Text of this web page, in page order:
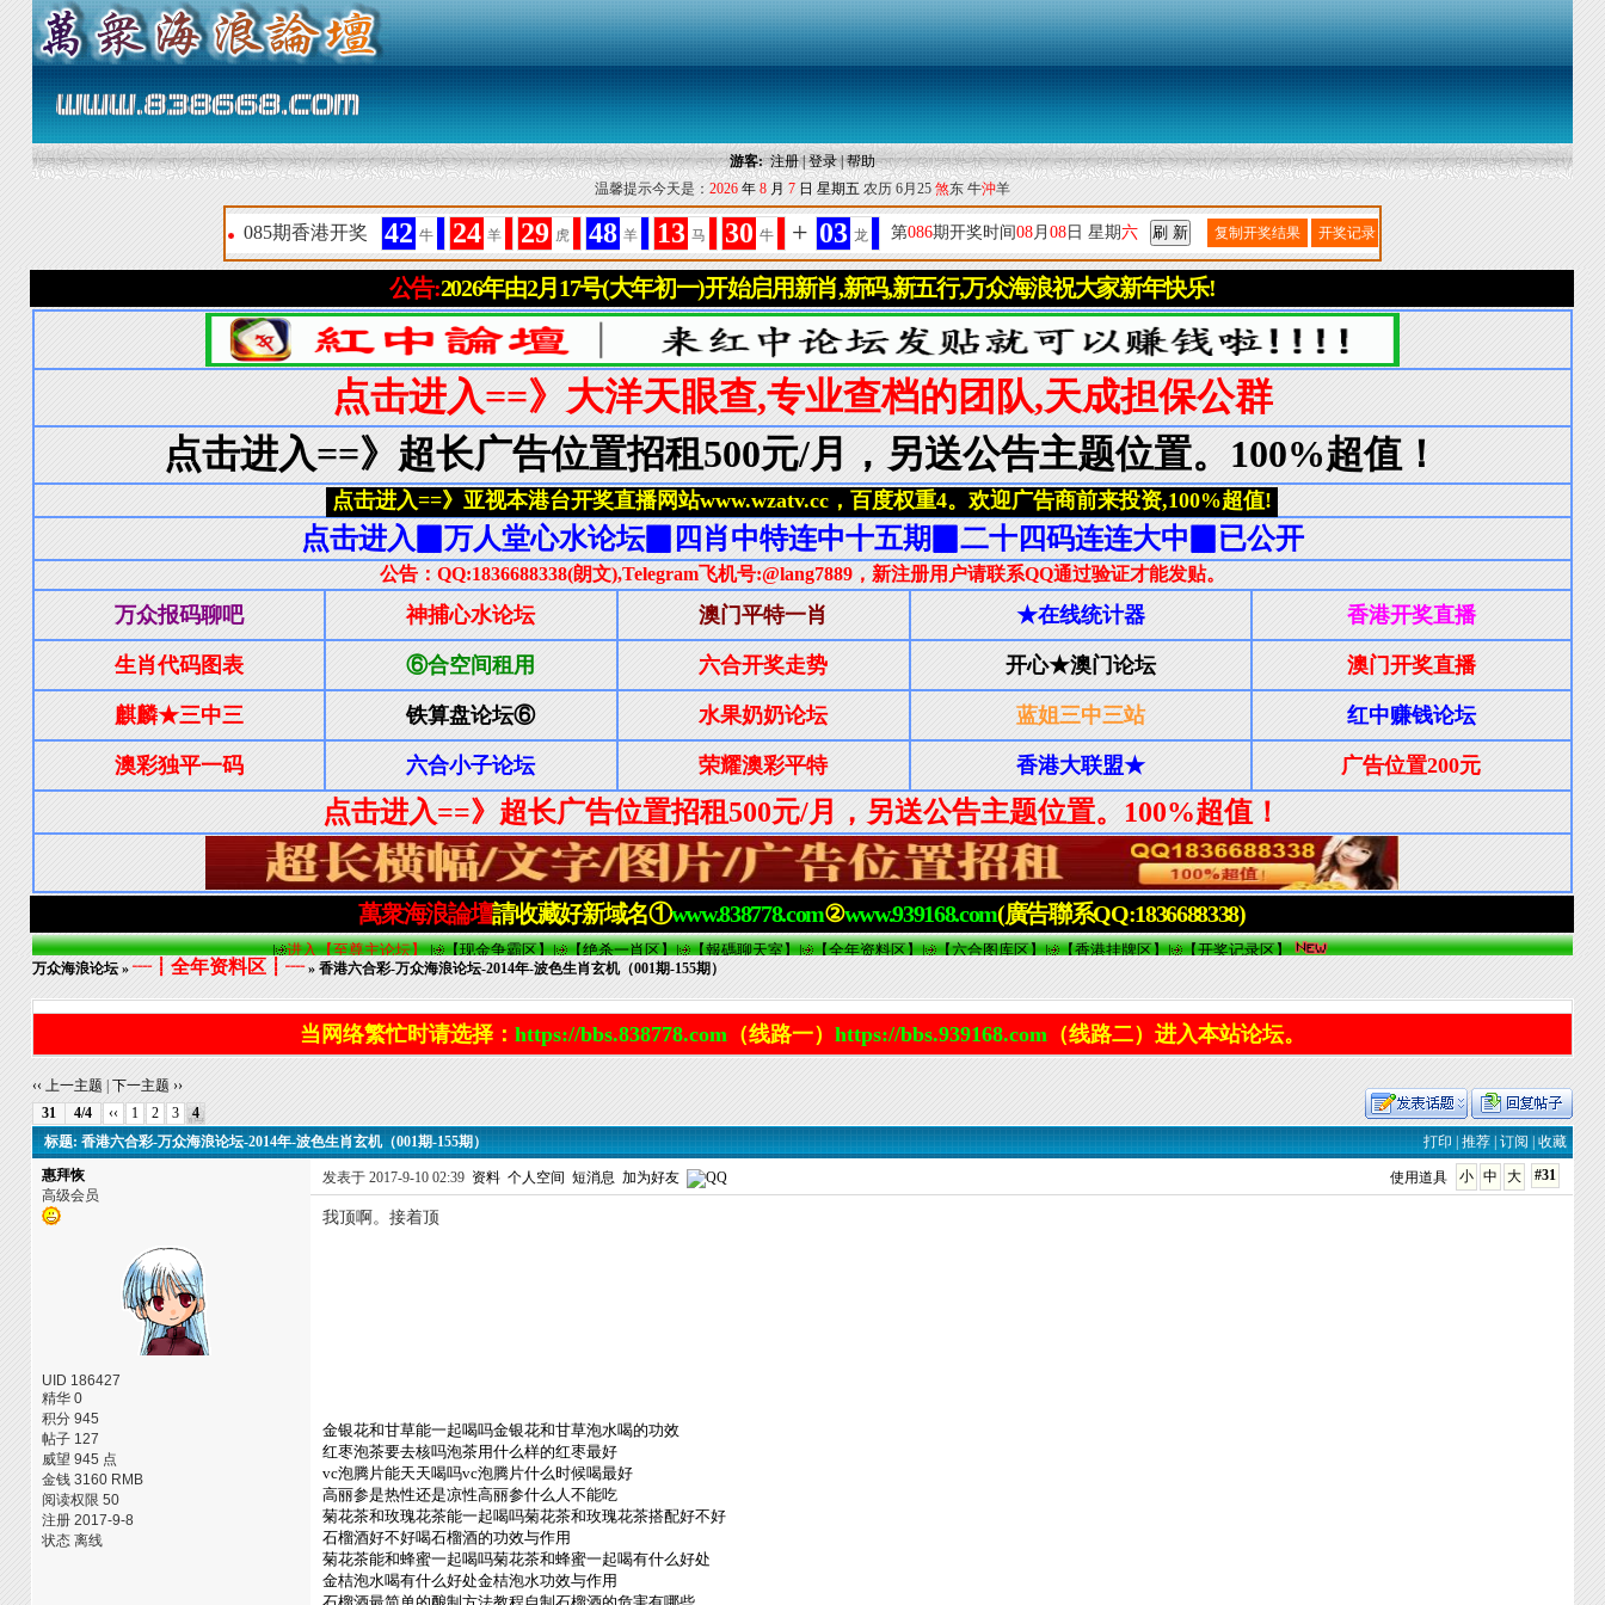
游客:注册|登录|帮助
温馨提示今天是： 2026年 8月 7日 星期五 农历 6月25 煞东 牛沖羊
万众海浪论坛» ┈┋全年资料区┋┈» 香港六合彩-万众海浪论坛-2014年-波色生肖玄机（001期-155期）
当网络繁忙时请选择： https://bbs.838778.com（线路一） https://bbs.939168.com（线路二）进入本站论坛。
‹‹ 上一主题
下一主题 ››
31
4/4 ‹‹ 1 2 3
4
打印
推荐| 订阅 收藏
标题: 香港六合彩-万众海浪论坛-2014年-波色生肖玄机（001期-155期）
惠拜恢
高级会员
UID 186427
精华 0
积分 945
帖子 127
威望 945 点
金钱 3160 RMB
阅读权限 50
注册 2017-9-8
状态 离线
#31
大
中
小
使用道具
发表于 2017-9-10 02:39 资料 个人空间 短消息 加为好友
我顶啊。接着顶
金银花和甘草能一起喝吗金银花和甘草泡水喝的功效
红枣泡茶要去核吗泡茶用什么样的红枣最好
vc泡腾片能天天喝吗vc泡腾片什么时候喝最好
高丽参是热性还是凉性高丽参什么人不能吃
菊花茶和玫瑰花茶能一起喝吗菊花茶和玫瑰花茶搭配好不好
石榴酒好不好喝石榴酒的功效与作用
菊花茶能和蜂蜜一起喝吗菊花茶和蜂蜜一起喝有什么好处
金桔泡水喝有什么好处金桔泡水功效与作用